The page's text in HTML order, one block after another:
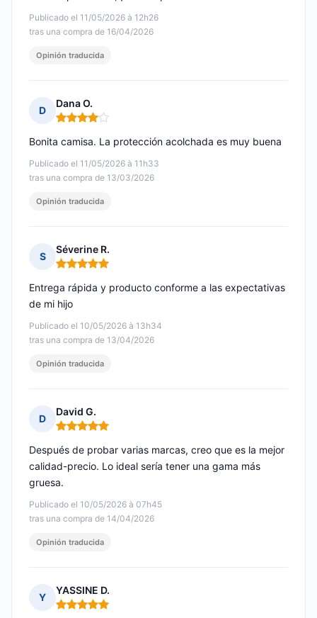
Publicado el 11/05/2026 à 12h26
tras una compra de 16/04/2026
Opinión traducida
D
Dana O.
Nota: 4 de 5
Publicado el 11/05/2026 à 11h33
tras una compra de 13/03/2026
Bonita camisa. La protección acolchada es muy buena
Opinión traducida
S
Séverine R.
Nota: 5 de 5
Publicado el 10/05/2026 à 13h34
tras una compra de 13/04/2026
Entrega rápida y producto conforme a las expectativas
de mi hijo
Opinión traducida
D
David G.
Nota: 5 de 5
Publicado el 10/05/2026 à 07h45
tras una compra de 14/04/2026
Después de probar varias marcas, creo que es la mejor
calidad-precio. Lo ideal sería tener una gama más
gruesa.
Opinión traducida
Y
YASSINE D.
Nota: 5 de 5